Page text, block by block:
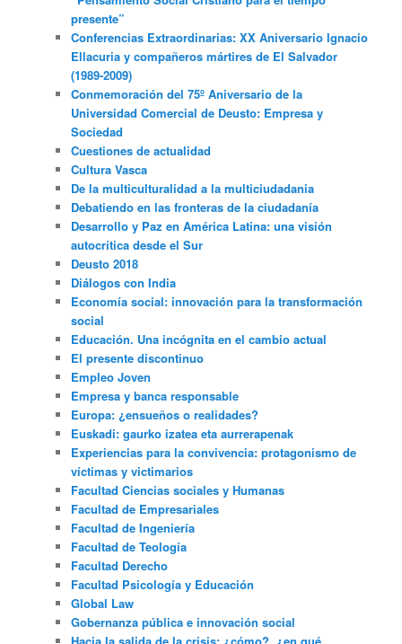
presente”
Conferencias Extraordinarias: XX Aniversario Ignacio
Ellacuria y compañeros mártires de El Salvador
(1989-2009)
Conmemoración del 75º Aniversario de la
Universidad Comercial de Deusto: Empresa y
Sociedad
Cuestiones de actualidad
Cultura Vasca
De la multiculturalidad a la multiciudadania
Debatiendo en las fronteras de la ciudadanía
Desarrollo y Paz en América Latina: una visión
autocrítica desde el Sur
Deusto 2018
Diálogos con India
Economía social: innovación para la transformación
social
Educación. Una incógnita en el cambio actual
El presente discontinuo
Empleo Joven
Empresa y banca responsable
Europa: ¿ensueños o realidades?
Euskadi: gaurko izatea eta aurrerapenak
Experiencias para la convivencia: protagonismo de
víctimas y victimarios
Facultad Ciencias sociales y Humanas
Facultad de Empresariales
Facultad de Ingeniería
Facultad de Teología
Facultad Derecho
Facultad Psicología y Educación
Global Law
Gobernanza pública e innovación social